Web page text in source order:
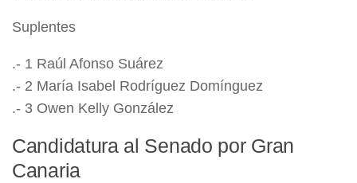
Suplentes
.- 1 Raúl Afonso Suárez
.- 2 María Isabel Rodríguez Domínguez
.- 3 Owen Kelly González
Candidatura al Senado por Gran
Canaria